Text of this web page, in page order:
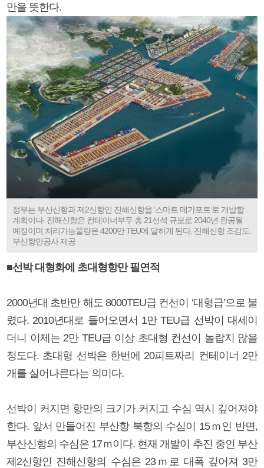
만을 뜻한다.
정부는 부산신항과 제2신항인 진해신항을 ‘스마트 메가포트’로 개발할
계획이다. 진해신항은 컨테이너부두 총 21선석 규모로 2040년 완공될
예정이며 처리가능물량은 4200만 TEU에 달하게 된다. 진해신항 조감도.
부산항만공사 제공
■선박 대형화에 초대형항만 필연적
2000년대 초반만 해도 8000TEU급 컨선이 ‘대형급’으로 불
렸다. 2010년대로 들어오면서 1만 TEU급 선박이 대세이
더니 이제는 2만 TEU급 이상 초대형 컨선이 놀랍지 않을
정도다. 초대형 선박은 한번에 20피트짜리 컨테이너 2만
개를 실어나른다는 의미다.
선박이 커지면 항만의 크기가 커지고 수심 역시 깊어져야
한다. 앞서 만들어진 부산항 북항의 수심이 15ｍ인 반면,
부산신항의 수심은 17ｍ이다. 현재 개발이 추진 중인 부산
제2신항인 진해신항의 수심은 23ｍ로 대폭 깊어져 3만